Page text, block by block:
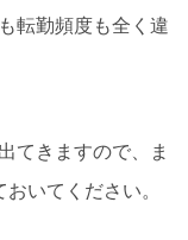
転勤頻度も全く違
てきますので、ま
いてください。